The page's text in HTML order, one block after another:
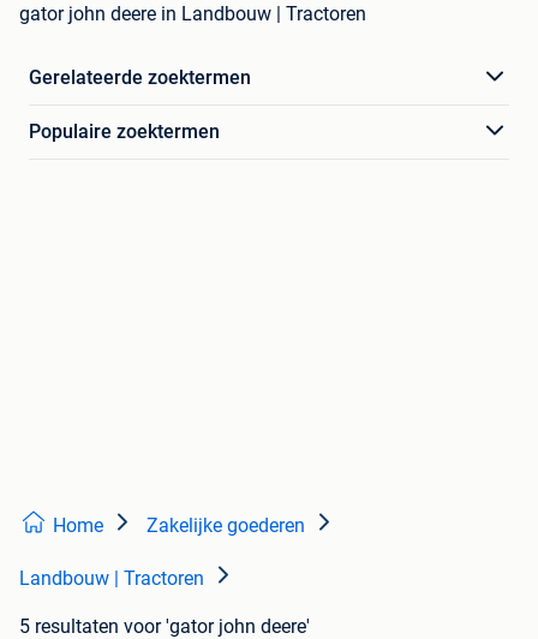
gator john deere in Landbouw | Tractoren
Gerelateerde zoektermen
Populaire zoektermen
Home Zakelijke goederen
Landbouw | Tractoren
5 resultaten voor 'gator john deere'